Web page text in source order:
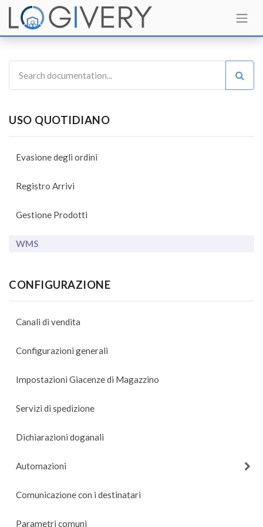
USO QUOTIDIANO
Evasione degli ordini
Registro Arrivi
Gestione Prodotti
WMS
CONFIGURAZIONE
Canali di vendita
Configurazioni generali
Impostazioni Giacenze di Magazzino
Servizi di spedizione
Dichiarazioni doganali
Automazioni
Comunicazione con i destinatari
Parametri comuni